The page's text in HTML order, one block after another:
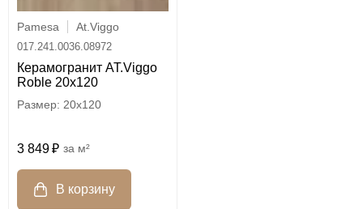
Pamesa At.Viggo
017.241.0036.08972
Керамогранит AT.Viggo
Roble 20x120
20x120
3 849 м²